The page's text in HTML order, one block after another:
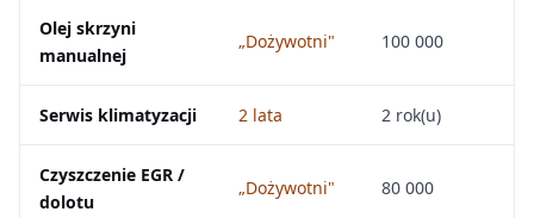
Olej skrzyni
manualnej
„Dożywotni" 100 000
Serwis klimatyzacji 2 lata 2 rok(u)
Czyszczenie EGR /
dolotu
„Dożywotni" 80 000